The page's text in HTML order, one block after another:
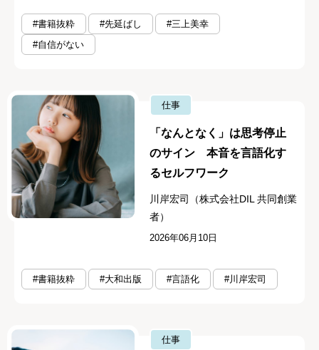
#書籍抜粋 #先延ばし
#三上美幸
#自信がない
仕事
「なんとなく」は思考停止
のサイン 本音を言語化す
るセルフワーク
川岸宏司（株式会社DIL 共同創業
者）
2026年06月10日
#書籍抜粋 #大和出版 #言語化 #川岸宏司
仕事